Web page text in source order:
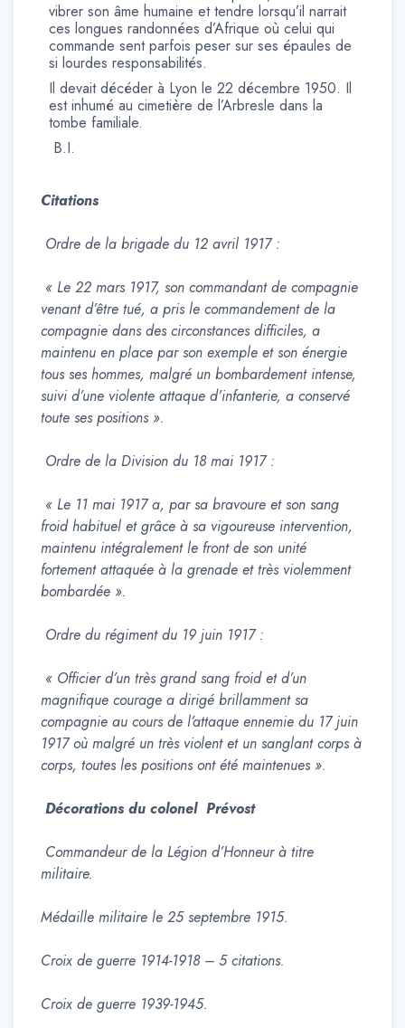
vibrer son âme humaine et tendre lorsqu’il narrait
ces longues randonnées d’Afrique où celui qui
commande sent parfois peser sur ses épaules de
si lourdes responsabilités.
Il devait décéder à Lyon le 22 décembre 1950. Il
est inhumé au cimetière de l’Arbresle dans la
tombe familiale.
B.I.
Citations
Ordre de la brigade du 12 avril 1917 :
« Le 22 mars 1917, son commandant de compagnie
venant d’être tué, a pris le commandement de la
compagnie dans des circonstances difficiles, a
maintenu en place par son exemple et son énergie
tous ses hommes, malgré un bombardement intense,
suivi d’une violente attaque d’infanterie, a conservé
toute ses positions ».
Ordre de la Division du 18 mai 1917 :
« Le 11 mai 1917 a, par sa bravoure et son sang
froid habituel et grâce à sa vigoureuse intervention,
maintenu intégralement le front de son unité
fortement attaquée à la grenade et très violemment
bombardée ».
Ordre du régiment du 19 juin 1917 :
« Officier d’un très grand sang froid et d’un
magnifique courage a dirigé brillamment sa
compagnie au cours de l’attaque ennemie du 17 juin
1917 où malgré un très violent et un sanglant corps à
corps, toutes les positions ont été maintenues ».
Décorations du colonel Prévost
Commandeur de la Légion d’Honneur à titre
militaire.
Médaille militaire le 25 septembre 1915.
Croix de guerre 1914-1918 – 5 citations.
Croix de guerre 1939-1945.